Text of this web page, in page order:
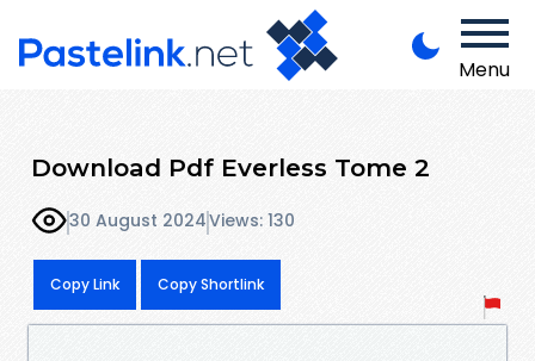
Menu
Download Pdf Everless Tome 2
30 August 2024Views: 130
Copy Link Copy Shortlink